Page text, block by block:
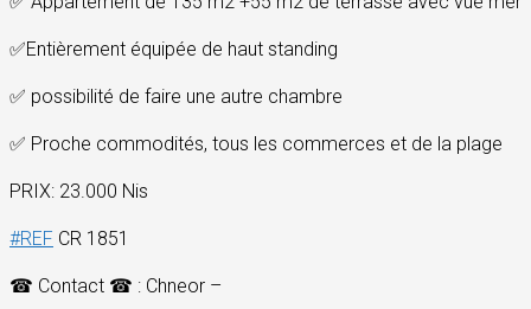
✅Entièrement équipée de haut standing
✅ possibilité de faire une autre chambre
✅ Proche commodités, tous les commerces et de la plage
PRIX: 23.000 Nis
#REF CR 1851
☎ Contact ☎ : Chneor –